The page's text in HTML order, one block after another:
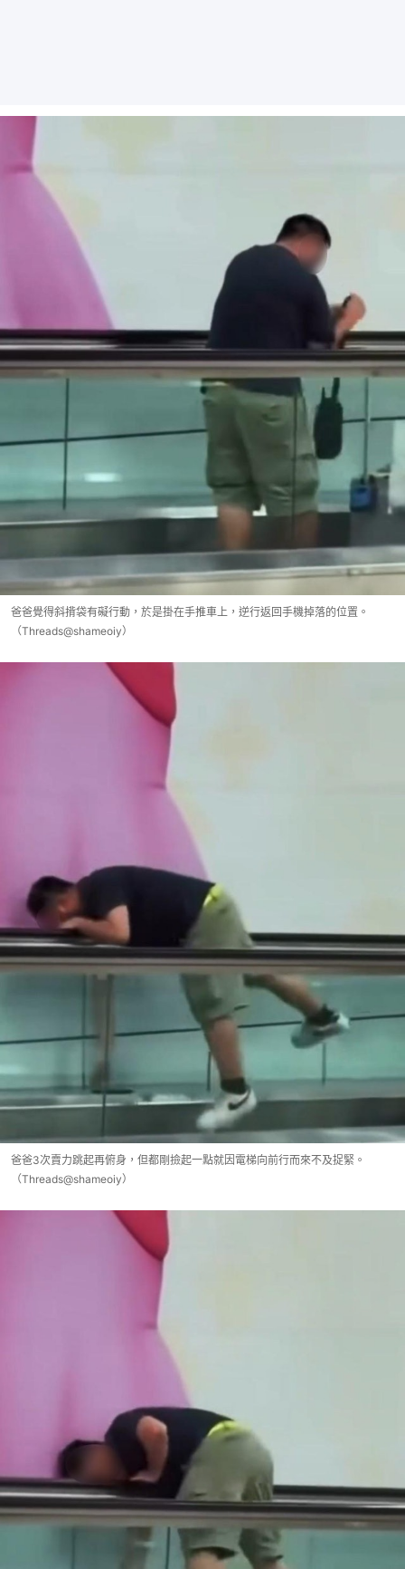
爸爸覺得斜揹袋有礙行動，於是掛在手推車上，逆行返回手機掉落的位置。
（Threads@shameoiy）
爸爸3次賣力跳起再俯身，但都剛撿起一點就因電梯向前行而來不及捉緊。
（Threads@shameoiy）